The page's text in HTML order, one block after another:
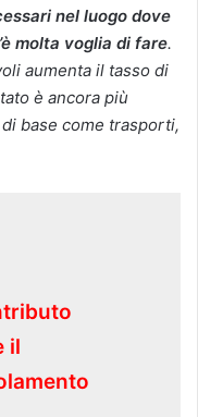
nel luogo dove
molta voglia di fare.
aumenta il tasso di
è ancora più
base come trasporti,
il